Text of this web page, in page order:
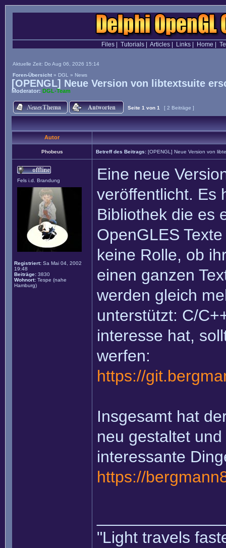
Files| Tutorials| Articles| Links| Home
Aktuelle Zeit: Do Aug 06, 2026 15:14
Foren-Übersicht » DGL » News
[OPENGL] Neue Version von libtextsuite
Moderator: DGL-Team
Seite 1 von 1 [ 2 Beiträge ]
Autor
Phobeus Betreff des Beitrags: [OPENGL] Neue Version von
Fels i.d. Brandung
Registriert: Sa Mai 04, 2002
19:48
Beiträge: 3830
Wohnort: Tespe (nahe
Hamburg)
Eine neue
veröffentlicht. Es
Bibliothek die es
OpenGLES
keine Rolle, ob
einen ganzen
werden gleich
unterstützt: C/
interesse hat,
werfen:
https://
Insgesamt hat
neu gestaltet
interessante
https://
"Light travels